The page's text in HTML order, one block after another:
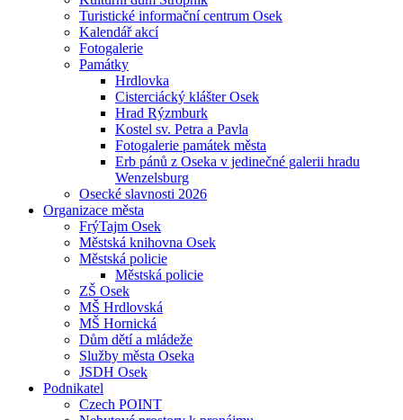
Turistické informační centrum Osek
Kalendář akcí
Fotogalerie
Památky
Hrdlovka
Cisterciácký klášter Osek
Hrad Rýzmburk
Kostel sv. Petra a Pavla
Fotogalerie památek města
Erb pánů z Oseka v jedinečné galerii hradu
Wenzelsburg
Osecké slavnosti 2026
Organizace města
FrýTajm Osek
Městská knihovna Osek
Městská policie
Městská policie
ZŠ Osek
MŠ Hrdlovská
MŠ Hornická
Dům dětí a mládeže
Služby města Oseka
JSDH Osek
Podnikatel
Czech POINT